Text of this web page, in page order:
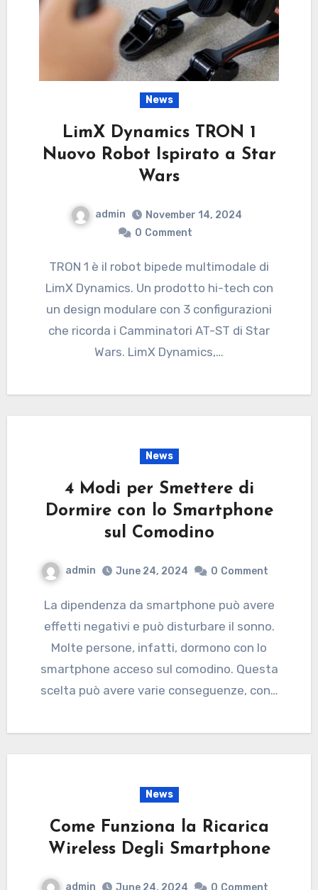
News
LimX Dynamics TRON 1
Nuovo Robot Ispirato a Star
Wars
admin
November 14, 2024
0 Comment
TRON 1 è il robot bipede multimodale di
LimX Dynamics. Un prodotto hi-tech con
un design modulare con 3 configurazioni
che ricorda i Camminatori AT-ST di Star
Wars. LimX Dynamics,…
News
4 Modi per Smettere di
Dormire con lo Smartphone
sul Comodino
admin June 24, 2024 0 Comment
La dipendenza da smartphone può avere
effetti negativi e può disturbare il sonno.
Molte persone, infatti, dormono con lo
smartphone acceso sul comodino. Questa
scelta può avere varie conseguenze, con…
News
Come Funziona la Ricarica
Wireless Degli Smartphone
admin June 24, 2024 0 Comment